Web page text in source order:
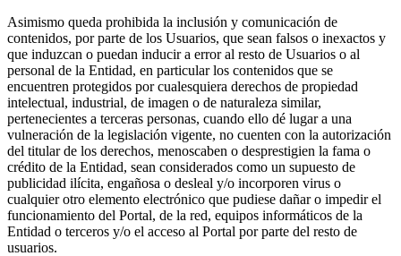
Asimismo queda prohibida la inclusión y comunicación de
contenidos, por parte de los Usuarios, que sean falsos o inexactos y
que induzcan o puedan inducir a error al resto de Usuarios o al
personal de la Entidad, en particular los contenidos que se
encuentren protegidos por cualesquiera derechos de propiedad
intelectual, industrial, de imagen o de naturaleza similar,
pertenecientes a terceras personas, cuando ello dé lugar a una
vulneración de la legislación vigente, no cuenten con la autorización
del titular de los derechos, menoscaben o desprestigien la fama o
crédito de la Entidad, sean considerados como un supuesto de
publicidad ilícita, engañosa o desleal y/o incorporen virus o
cualquier otro elemento electrónico que pudiese dañar o impedir el
funcionamiento del Portal, de la red, equipos informáticos de la
Entidad o terceros y/o el acceso al Portal por parte del resto de
usuarios.